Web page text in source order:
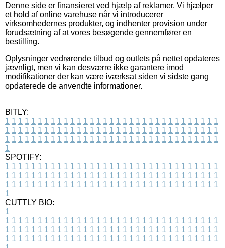
Denne side er finansieret ved hjælp af reklamer. Vi hjælper
et hold af online varehuse når vi introducerer
virksomhedernes produkter, og indhenter provision under
forudsætning af at vores besøgende gennemfører en
bestilling.
Oplysninger vedrørende tilbud og outlets på nettet opdateres
jævnligt, men vi kan desværre ikke garantere imod
modifikationer der kan være iværksat siden vi sidste gang
opdaterede de anvendte informationer.
BITLY:
1 1 1 1 1 1 1 1 1 1 1 1 1 1 1 1 1 1 1 1 1 1 1 1 1 1 1 1 1 1 1 1 1
1 1 1 1 1 1 1 1 1 1 1 1 1 1 1 1 1 1 1 1 1 1 1 1 1 1 1 1 1 1 1 1 1
1 1 1 1 1 1 1 1 1 1 1 1 1 1 1 1 1 1 1 1 1 1 1 1 1 1 1 1 1 1 1 1 1
1
SPOTIFY:
1 1 1 1 1 1 1 1 1 1 1 1 1 1 1 1 1 1 1 1 1 1 1 1 1 1 1 1 1 1 1 1 1
1 1 1 1 1 1 1 1 1 1 1 1 1 1 1 1 1 1 1 1 1 1 1 1 1 1 1 1 1 1 1 1 1
1 1 1 1 1 1 1 1 1 1 1 1 1 1 1 1 1 1 1 1 1 1 1 1 1 1 1 1 1 1 1 1 1
1
CUTTLY BIO:
1
1 1 1 1 1 1 1 1 1 1 1 1 1 1 1 1 1 1 1 1 1 1 1 1 1 1 1 1 1 1 1 1 1
1 1 1 1 1 1 1 1 1 1 1 1 1 1 1 1 1 1 1 1 1 1 1 1 1 1 1 1 1 1 1 1 1
1 1 1 1 1 1 1 1 1 1 1 1 1 1 1 1 1 1 1 1 1 1 1 1 1 1 1 1 1 1 1 1 1